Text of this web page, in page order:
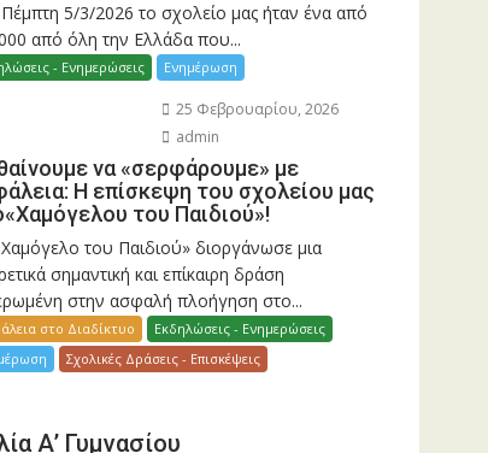
5/3/2026 το σχολείο μας ήταν ένα από
από όλη την Ελλάδα που...
- Ενημερώσεις Ενημέρωση
25 Φεβρουαρίου, 2026
admin
να «σερφάρουμε» με
Η επίσκεψη του σχολείου μας
του Παιδιού»!
του Παιδιού» διοργάνωσε μια
σημαντική και επίκαιρη δράση
στην ασφαλή πλοήγηση στο...
στο Διαδίκτυο
Εκδηλώσεις - Ενημερώσεις
Σχολικές Δράσεις - Επισκέψεις
Α’ Γυμνασίου